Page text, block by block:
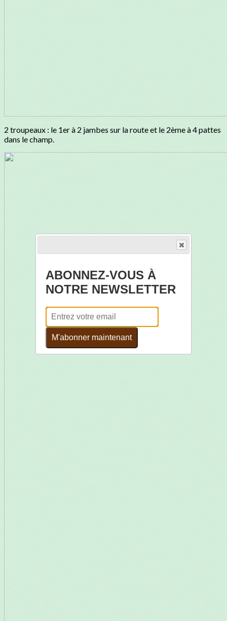
2 troupeaux : le 1er à 2 jambes sur la route et le 2ème à 4 pattes
dans le champ.
ABONNEZ-VOUS À
NOTRE NEWSLETTER
M'abonner maintenant